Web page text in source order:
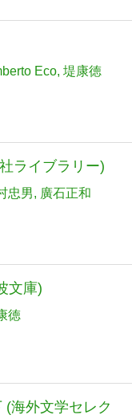
Eco 堤康徳
ライブラリー)
忠男 廣石正和
文庫)
徳
(海外文学セレク